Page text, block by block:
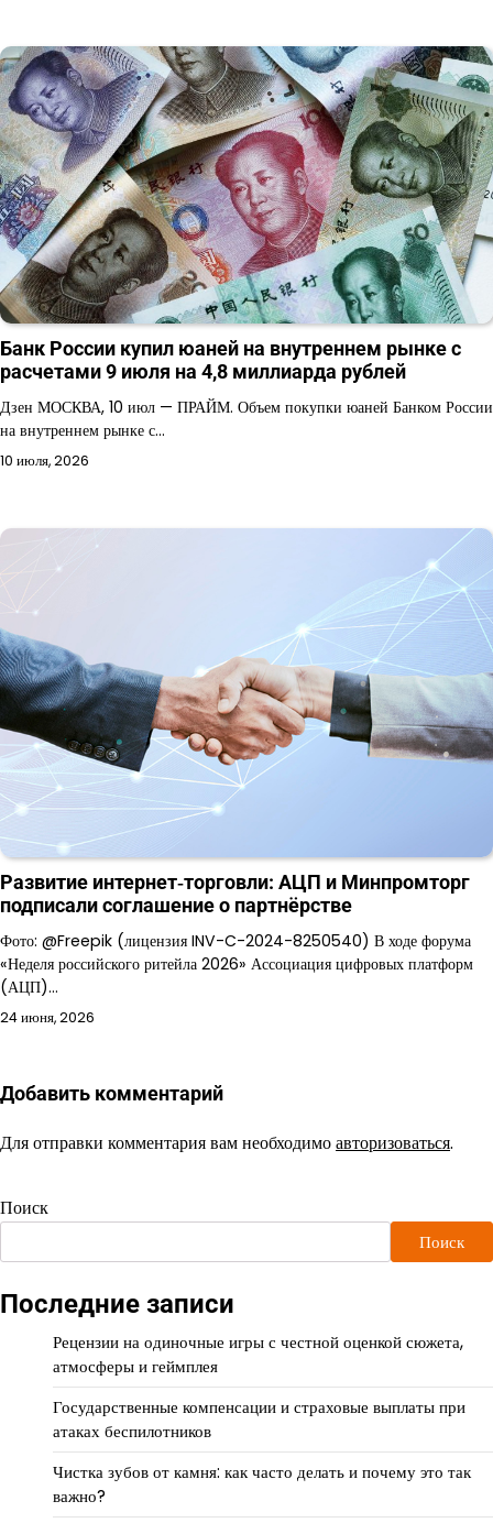
Банк России купил юаней на внутреннем рынке с
расчетами 9 июля на 4,8 миллиарда рублей
Дзен МОСКВА, 10 июл — ПРАЙМ. Объем покупки юаней Банком России
на внутреннем рынке с…
10 июля, 2026
Развитие интернет‑торговли: АЦП и Минпромторг
подписали соглашение о партнёрстве
Фото: @Freepik (лицензия INV-C-2024-8250540) В ходе форума
«Неделя российского ритейла 2026» Ассоциация цифровых платформ
(АЦП)…
24 июня, 2026
Добавить комментарий
Для отправки комментария вам необходимоавторизоваться.
Поиск
Поиск
Последние записи
Рецензии на одиночные игры с честной оценкой сюжета,
атмосферы и геймплея
Государственные компенсации и страховые выплаты при
атаках беспилотников
Чистка зубов от камня: как часто делать и почему это так
важно?